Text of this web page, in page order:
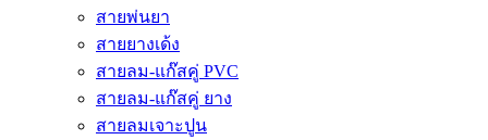
สายพ่นยา
สายยางเด้ง
สายลม-แก๊สคู่ PVC
สายลม-แก๊สคู่ ยาง
สายลมเจาะปูน